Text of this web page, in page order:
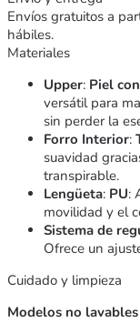
Envíos gratuitos a
hábiles.
Materiales
Upper: Piel
versátil para
sin perder la
Forro Interior:
suavidad
transpirable.
Lengüeta: PU:
movilidad y el
Sistema de
Ofrece un
Cuidado y limpieza
Modelos no